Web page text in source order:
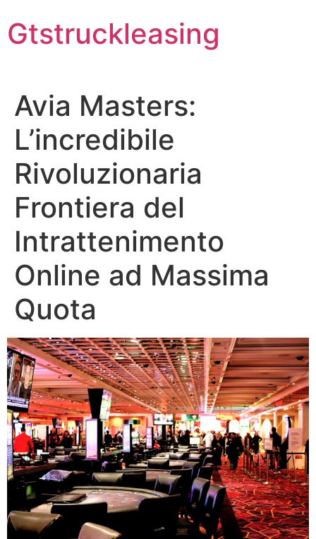
to
content
Gtstruckleasing
Avia Masters:
L’incredibile
Rivoluzionaria
Frontiera del
Intrattenimento
Online ad Massima
Quota